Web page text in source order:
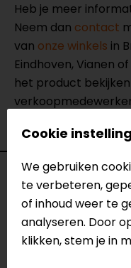
Heb je meer
Neem dan contact
van onze winkels in
Eindhoven, Vianen
het product
Specificaties
Naam
Go-Pro
Model
90237
Lampa
Cookie
We gebruiken
te verbeteren,
of inhoud weer te
analyseren. Door
klikken, stem je in